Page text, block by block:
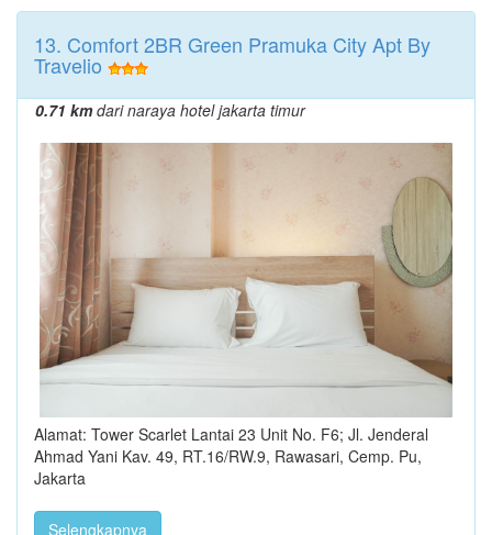
13. Comfort 2BR Green Pramuka City Apt By
Travelio
0.71 kmdari naraya hotel jakarta timur
Alamat: Tower Scarlet Lantai 23 Unit No. F6; Jl. Jenderal
Ahmad Yani Kav. 49, RT.16/RW.9, Rawasari, Cemp. Pu,
Jakarta
Selengkapnya